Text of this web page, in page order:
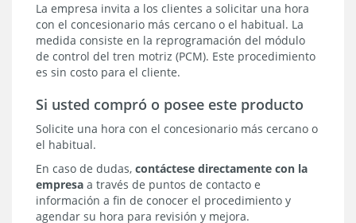
La empresa invita a los clientes a solicitar una hora
con el concesionario más cercano o el habitual. La
medida consiste en la reprogramación del módulo
de control del tren motriz (PCM). Este procedimiento
es sin costo para el cliente.
Si usted compró o posee este producto
Solicite una hora con el concesionario más cercano o
el habitual.
En caso de dudas, contáctese directamente con la
empresa a través de puntos de contacto e
información a fin de conocer el procedimiento y
agendar su hora para revisión y mejora.